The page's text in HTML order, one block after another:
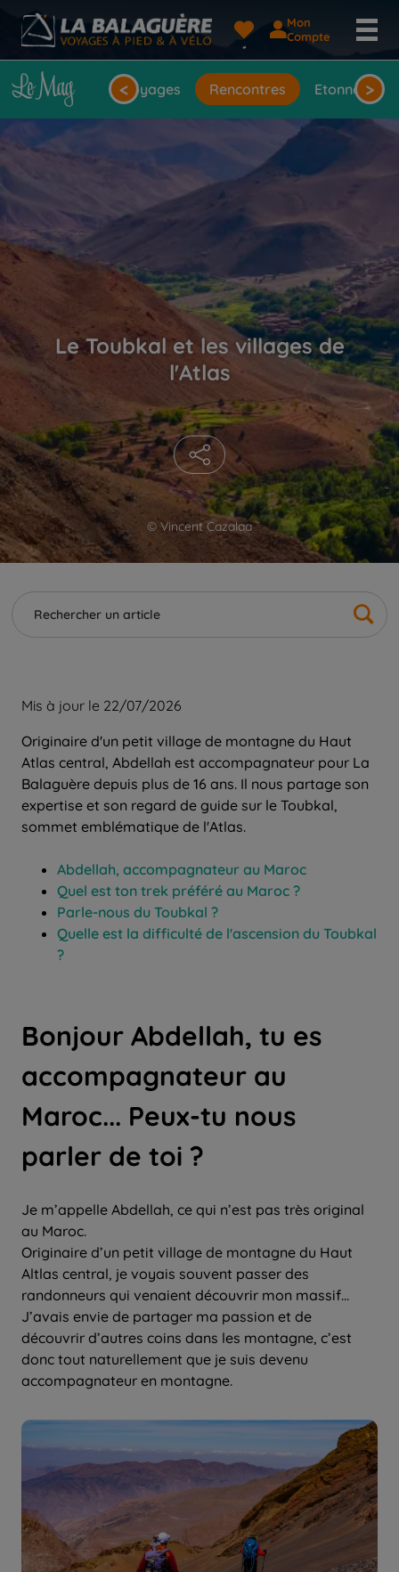
Mon
Compte
Idées de voyages Rencontres Etonnantes
< >
© Vincent Cazalaa
Le Toubkal et les villages de
l'Atlas
Mis à jour le 22/07/2026
Originaire d'un petit village de montagne du Haut
Atlas central, Abdellah est accompagnateur pour La
Balaguère depuis plus de 16 ans. Il nous partage son
expertise et son regard de guide sur le Toubkal,
sommet emblématique de l'Atlas.
Abdellah, accompagnateur au Maroc
Quel est ton trek préféré au Maroc ?
Parle-nous du Toubkal ?
Quelle est la difficulté de l'ascension du Toubkal
?
Bonjour Abdellah, tu es
accompagnateur au
Maroc... Peux-tu nous
parler de toi ?
Je m’appelle Abdellah, ce qui n’est pas très original
au Maroc.
Originaire d’un petit village de montagne du Haut
Altlas central, je voyais souvent passer des
randonneurs qui venaient découvrir mon massif…
J’avais envie de partager ma passion et de
découvrir d’autres coins dans les montagne, c’est
donc tout naturellement que je suis devenu
accompagnateur en montagne.